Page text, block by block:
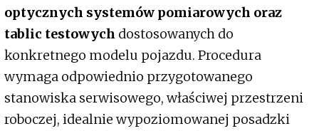
optycznych systemów pomiarowych oraz
tablic testowych dostosowanych do
konkretnego modelu pojazdu. Procedura
wymaga odpowiednio przygotowanego
stanowiska serwisowego, właściwej przestrzeni
roboczej, idealnie wypoziomowanej posadzki